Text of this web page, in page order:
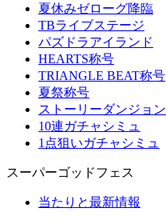
夏休みゼローグ降臨
TBライブステージ
パズドラアイランド
HEARTS称号
TRIANGLE BEAT称号
夏祭称号
ストーリーダンジョン
10連ガチャシミュ
1点狙いガチャシミュ
スーパーゴッドフェス
当たりと最新情報